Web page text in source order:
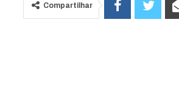
Compartilhar